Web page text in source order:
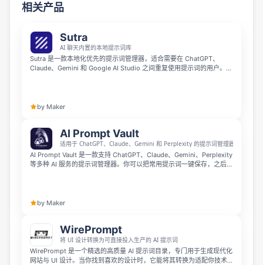
相关产品
Sutra
AI 聊天内置的本地提示词库
Sutra 是一款本地化优先的提示词管理器，适合需要在 ChatGPT、
Claude、Gemini 和 Google AI Studio 之间重复使用提示词的用户。你
by Maker
AI Prompt Vault
适用于 ChatGPT、Claude、Gemini 和 Perplexity 的提示词管理器
AI Prompt Vault 是一款支持 ChatGPT、Claude、Gemini、Perplexity
等多种 AI 服务的提示词管理器。你可以把常用提示词一键保存，之后只
by Maker
WirePrompt
将 UI 设计转换为可直接投入生产的 AI 提示词
WirePrompt 是一个精选的高质量 AI 提示词目录，专门用于生成现代化
网站与 UI 设计。当你找到喜欢的设计时，它能将其转换为适配你技术